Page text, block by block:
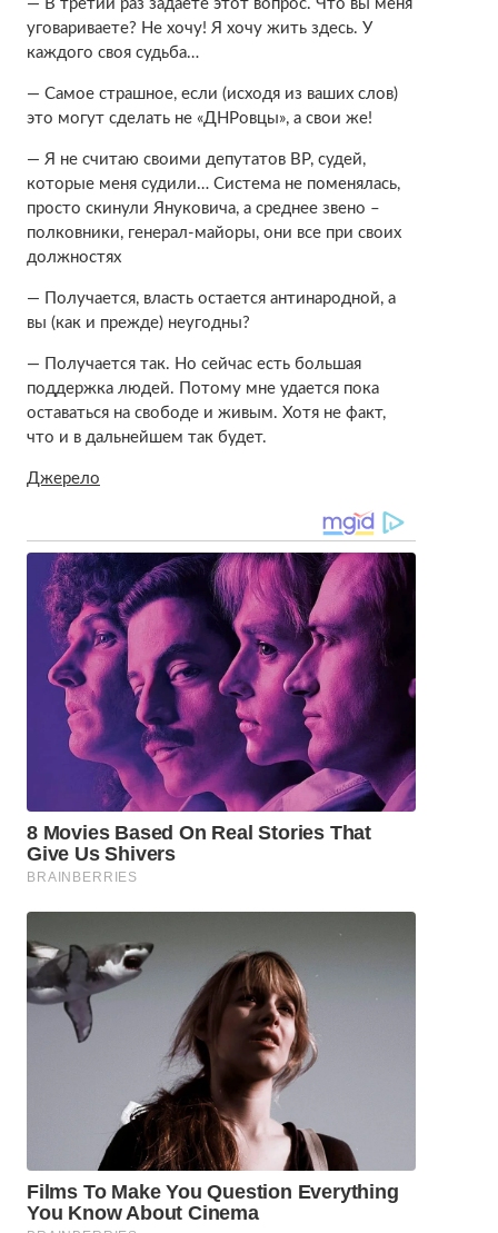
— В третий раз задаете этот вопрос. Что вы меня
уговариваете? Не хочу! Я хочу жить здесь. У
каждого своя судьба…
— Самое страшное, если (исходя из ваших слов)
это могут сделать не «ДНРовцы», а свои же!
— Я не считаю своими депутатов ВР, судей,
которые меня судили… Система не поменялась,
просто скинули Януковича, а среднее звено –
полковники, генерал-майоры, они все при своих
должностях
— Получается, власть остается антинародной, а
вы (как и прежде) неугодны?
— Получается так. Но сейчас есть большая
поддержка людей. Потому мне удается пока
оставаться на свободе и живым. Хотя не факт,
что и в дальнейшем так будет.
Джерело